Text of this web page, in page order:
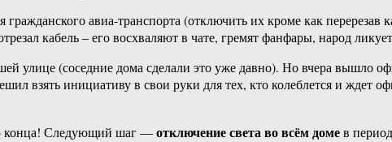
авиа-транспорта (отключить их кроме как перерезав
кабель – его восхваляют в чате, гремят фанфары, народ
улице (соседние дома сделали это уже давно). Но вчера вышло
взять инициативу в свои руки для тех, кто колеблется и ждет
конца! Следующий шаг —отключение света во всём домев